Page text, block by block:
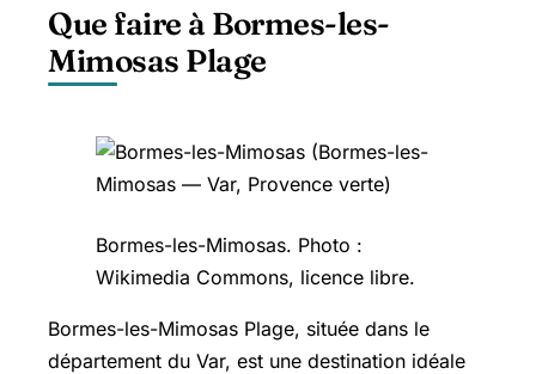
Que faire à Bormes-les-
Mimosas Plage
Bormes-les-Mimosas. Photo :
Wikimedia Commons, licence libre.
Bormes-les-Mimosas Plage, située dans le
département du Var, est une destination idéale